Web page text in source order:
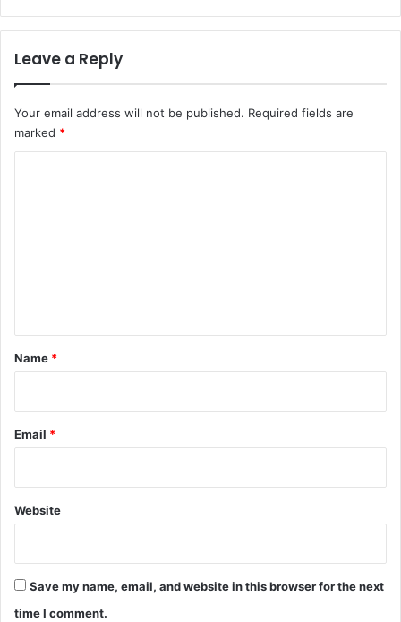
Leave a Reply
Your email address will not be published. Required fields are
marked *
*
Name *
Email *
Website
Save my name, email, and website in this browser for the next
time I comment.